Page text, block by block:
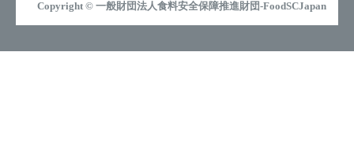
Copyright © 一般財団法人食料安全保障推進財団-FoodSCJapan